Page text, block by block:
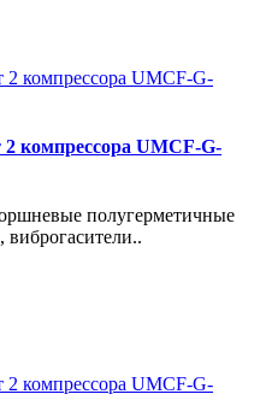
компрессора UMCF-G-
полугерметичные